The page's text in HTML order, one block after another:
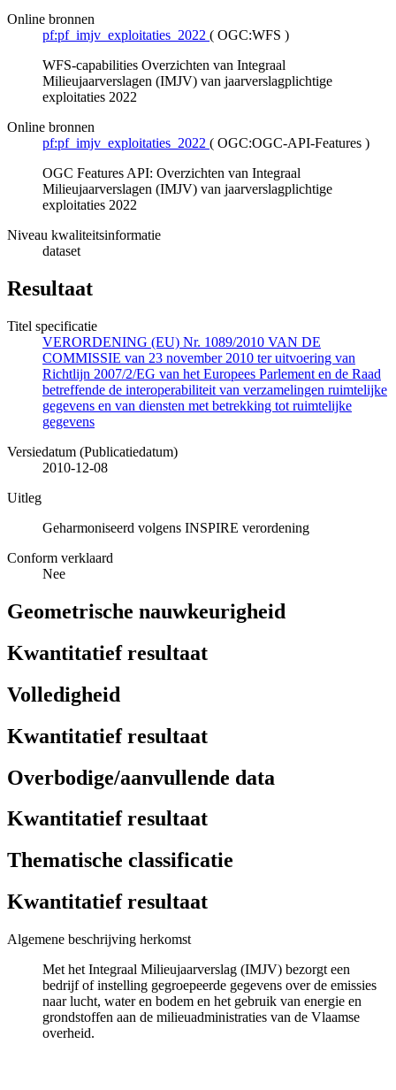
Online bronnen
pf:pf_imjv_exploitaties_2022 ( OGC:WFS )
WFS-capabilities Overzichten van Integraal
Milieujaarverslagen (IMJV) van jaarverslagplichtige
exploitaties 2022
Online bronnen
pf:pf_imjv_exploitaties_2022 ( OGC:OGC-API-Features )
OGC Features API: Overzichten van Integraal
Milieujaarverslagen (IMJV) van jaarverslagplichtige
exploitaties 2022
Niveau kwaliteitsinformatie
dataset
Resultaat
Titel specificatie
VERORDENING (EU) Nr. 1089/2010 VAN DE
COMMISSIE van 23 november 2010 ter uitvoering van
Richtlijn 2007/2/EG van het Europees Parlement en de Raad
betreffende de interoperabiliteit van verzamelingen ruimtelijke
gegevens en van diensten met betrekking tot ruimtelijke
gegevens
Versiedatum (Publicatiedatum)
2010-12-08
Uitleg
Geharmoniseerd volgens INSPIRE verordening
Conform verklaard
Nee
Geometrische nauwkeurigheid
Kwantitatief resultaat
Volledigheid
Kwantitatief resultaat
Overbodige/aanvullende data
Kwantitatief resultaat
Thematische classificatie
Kwantitatief resultaat
Algemene beschrijving herkomst
Met het Integraal Milieujaarverslag (IMJV) bezorgt een
bedrijf of instelling gegroepeerde gegevens over de emissies
naar lucht, water en bodem en het gebruik van energie en
grondstoffen aan de milieuadministraties van de Vlaamse
overheid.